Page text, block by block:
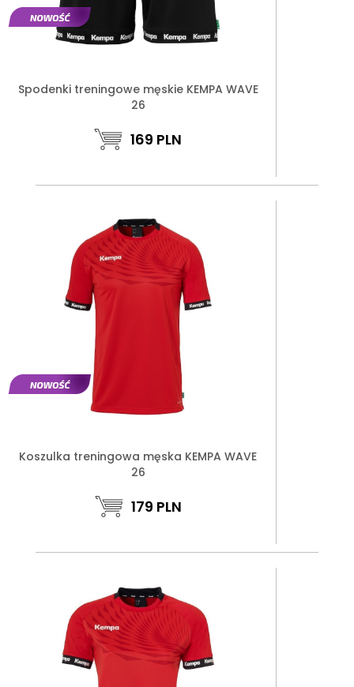
Spodenki treningowe męskie KEMPA WAVE
26
169 PLN
Koszulka treningowa męska KEMPA WAVE
26
179 PLN